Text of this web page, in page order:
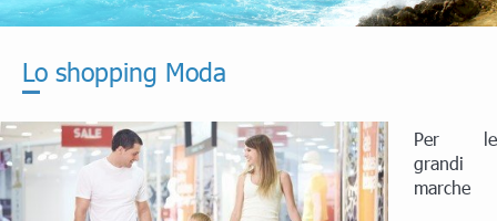
Lo shopping Moda
Per le
grandi
marche